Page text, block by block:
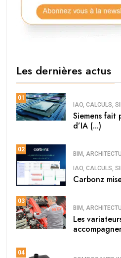
Les dernières actus
01
IAO, CALCULS,
Siemens fait
d’IA (...)
02
BIM,
IAO, CALCULS,
Carbonz
03
BIM,
Les
04